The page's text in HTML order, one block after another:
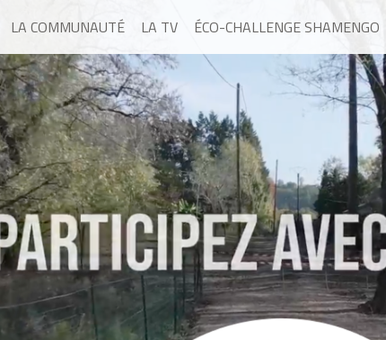
LA COMMUNAUTÉ LA TV ÉCO-CHALLENGE SHAMENGO